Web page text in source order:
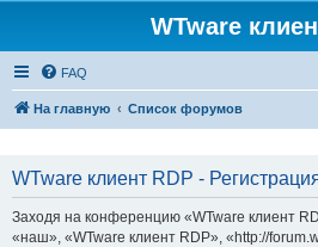
WTware
FAQ
На главную Список форумов
WTware клиент RDP -
Заходя на конференцию «WTware клиент
«наш», «WTware клиент RDP», «http://